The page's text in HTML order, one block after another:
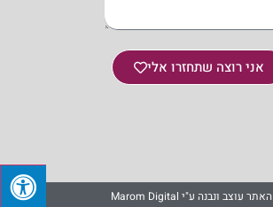
אני רוצה שתחזרו אלי
האתר עוצב ונבנה ע"י Marom Digital